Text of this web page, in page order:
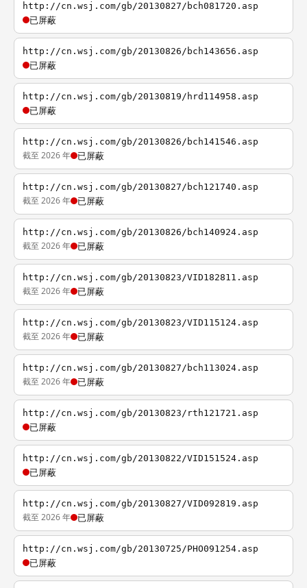
http://cn.wsj.com/gb/20130827/bch081720.asp
已屏蔽
http://cn.wsj.com/gb/20130826/bch143656.asp
已屏蔽
http://cn.wsj.com/gb/20130819/hrd114958.asp
已屏蔽
http://cn.wsj.com/gb/20130826/bch141546.asp
截至 2026 年 已屏蔽
http://cn.wsj.com/gb/20130827/bch121740.asp
截至 2026 年 已屏蔽
http://cn.wsj.com/gb/20130826/bch140924.asp
截至 2026 年 已屏蔽
http://cn.wsj.com/gb/20130823/VID182811.asp
截至 2026 年 已屏蔽
http://cn.wsj.com/gb/20130823/VID115124.asp
截至 2026 年 已屏蔽
http://cn.wsj.com/gb/20130827/bch113024.asp
截至 2026 年 已屏蔽
http://cn.wsj.com/gb/20130823/rth121721.asp
已屏蔽
http://cn.wsj.com/gb/20130822/VID151524.asp
已屏蔽
http://cn.wsj.com/gb/20130827/VID092819.asp
截至 2026 年 已屏蔽
http://cn.wsj.com/gb/20130725/PHO091254.asp
已屏蔽